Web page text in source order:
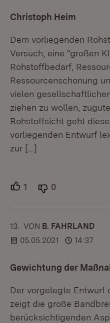
Christoph Heim
Dem vorliegenden
Versuch, eine "großen
Rohstoffbedarf,
Ressourcenschonung
vielen
ziehen zu wollen,
Rohstoffsicht geht
vorliegenden Entwurf
zur […]
1 Unterstützer.
0
13. KOMMENTAR
VON :B. FAHRLAND
05.05.2021
14:37
Gewichtung der
Der vorgelegte Entwurf
zeigt die große
berücksichtigenden